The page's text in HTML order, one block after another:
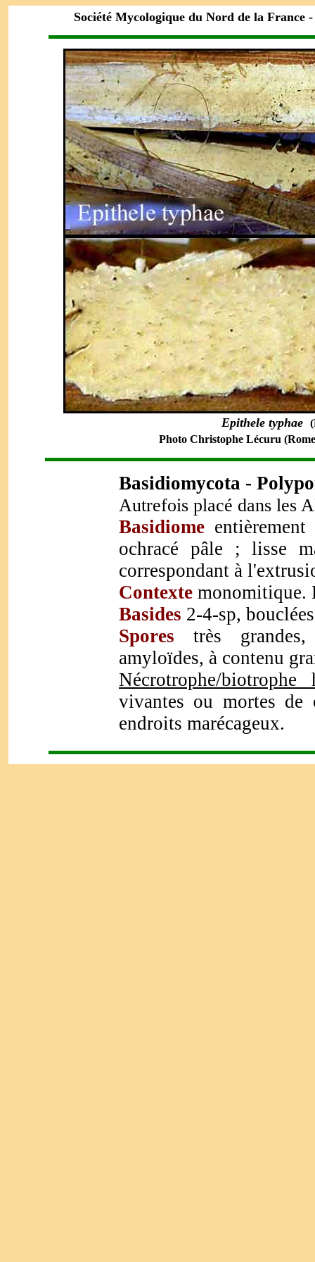
Société Mycologique du Nord de la France
Epithele typhae
Photo Christophe Lécuru
Basidiomycota -
Autrefois placé dans les
Basidiome
ochracé pâle ; lisse
correspondant à
Contexte monomitique.
Basides 2-4-sp,
Spores très
amyloïdes, à contenu
Nécrotrophe/biotrophe
vivantes ou mortes de
endroits marécageux.